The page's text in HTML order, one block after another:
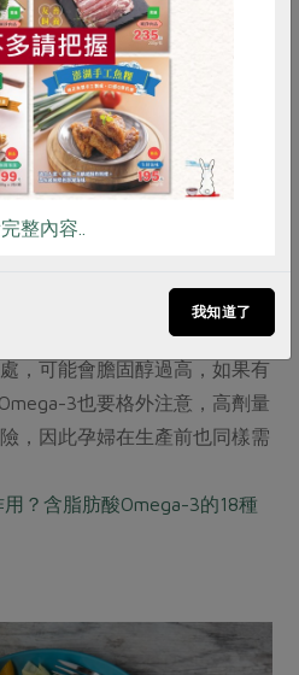
退、心血管保健有幫助
健康，促進腦力、記憶力、
衰退，避免老年失智。
視神經發育，並預防視力減
風險、降低血脂、減少血栓
，可能會膽固醇過高，如果有
3也要格外注意，高劑量
，因此孕婦在生產前也同樣需
？含脂肪酸Omega-3的18種
共同購買
整內容..
我知道了